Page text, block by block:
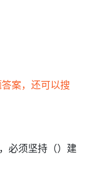
案，还可以搜
必须坚持（）建